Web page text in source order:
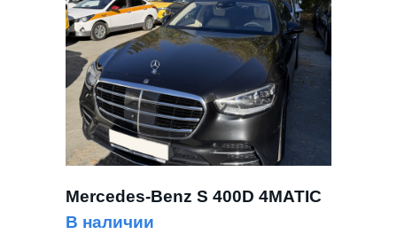
Mercedes-Benz S 400D 4MATIC
В наличии